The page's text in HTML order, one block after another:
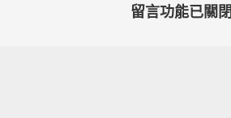
留言功能已關閉